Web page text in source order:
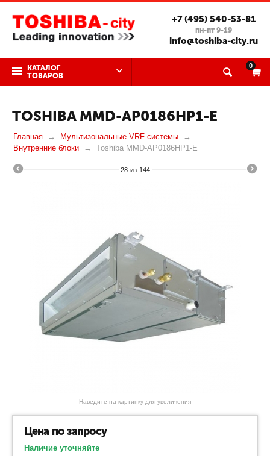
+7 (495) 540-53-81
пн-пт 9-19
info@toshiba-city.ru
КАТАЛОГ
ТОВАРОВ
0
TOSHIBA MMD-AP0186HP1-E
Главная
Мультизональные VRF системы
Внутренние блоки
Toshiba MMD-AP0186HP1-E
28 из 144
Наведите на картинку для увеличения
Цена по запросу
Наличие уточняйте